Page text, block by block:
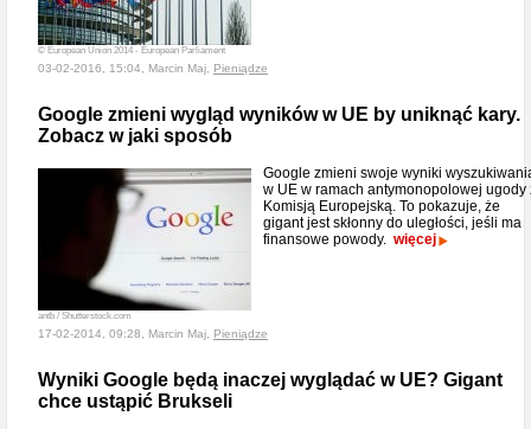
© European Union 2014 - European Parliament
03-02-2016, 15:04, Marcin Maj, Pieniądze
Google zmieni wygląd wyników w UE by uniknąć kary.
Zobacz w jaki sposób
antb / Shutterstock.com
Google zmieni swoje wyniki
w UE w ramach antymonopolowej ugody
Komisją Europejską. To pokazuje, że
gigant jest skłonny do uległości, jeśli ma
finansowe powody. więcej
17-02-2014, 09:28, Marcin Maj, Pieniądze
Wyniki Google będą inaczej wyglądać w UE? Gigant
chce ustąpić Brukseli